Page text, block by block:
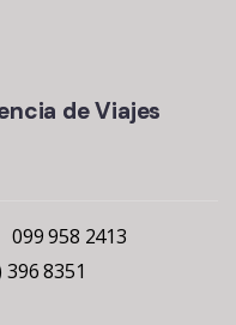
de Viajes
099 958 2413
396 8351